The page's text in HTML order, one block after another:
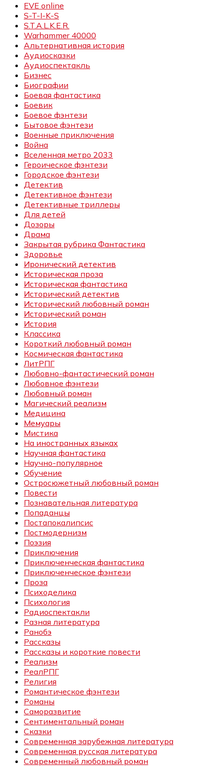
EVE online
S-T-I-K-S
S.T.A.L.K.E.R.
Warhammer 40000
Альтернативная история
Аудиосказки
Аудиоспектакль
Бизнес
Биографии
Боевая фантастика
Боевик
Боевое фэнтези
Бытовое фэнтези
Военные приключения
Война
Вселенная метро 2033
Героическое фэнтези
Городское фэнтези
Детектив
Детективное фэнтези
Детективные триллеры
Для детей
Дозоры
Драма
Закрытая рубрика Фантастика
Здоровье
Иронический детектив
Историческая проза
Историческая фантастика
Исторический детектив
Исторический любовный роман
Исторический роман
История
Классика
Короткий любовный роман
Космическая фантастика
ЛитРПГ
Любовно-фантастический роман
Любовное фэнтези
Любовный роман
Магический реализм
Медицина
Мемуары
Мистика
На иностранных языках
Научная фантастика
Научно-популярное
Обучение
Остросюжетный любовный роман
Повести
Познавательная литература
Попаданцы
Постапокалипсис
Постмодернизм
Поэзия
Приключения
Приключенческая фантастика
Приключенческое фэнтези
Проза
Психоделика
Психология
Радиоспектакли
Разная литература
Ранобэ
Рассказы
Рассказы и короткие повести
Реализм
РеалРПГ
Религия
Романтическое фэнтези
Романы
Саморазвитие
Сентиментальный роман
Сказки
Современная зарубежная литература
Современная русская литература
Современный любовный роман